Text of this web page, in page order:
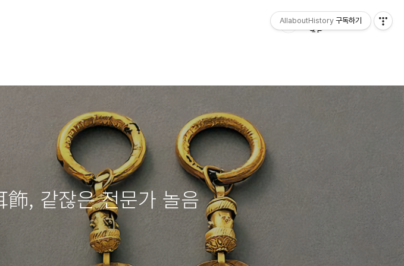
, 같잖은 전문가 놀음
AllaboutHistory 구독하기